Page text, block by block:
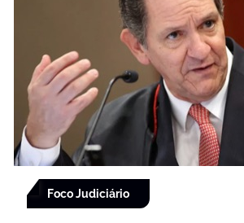
Foco Judiciário